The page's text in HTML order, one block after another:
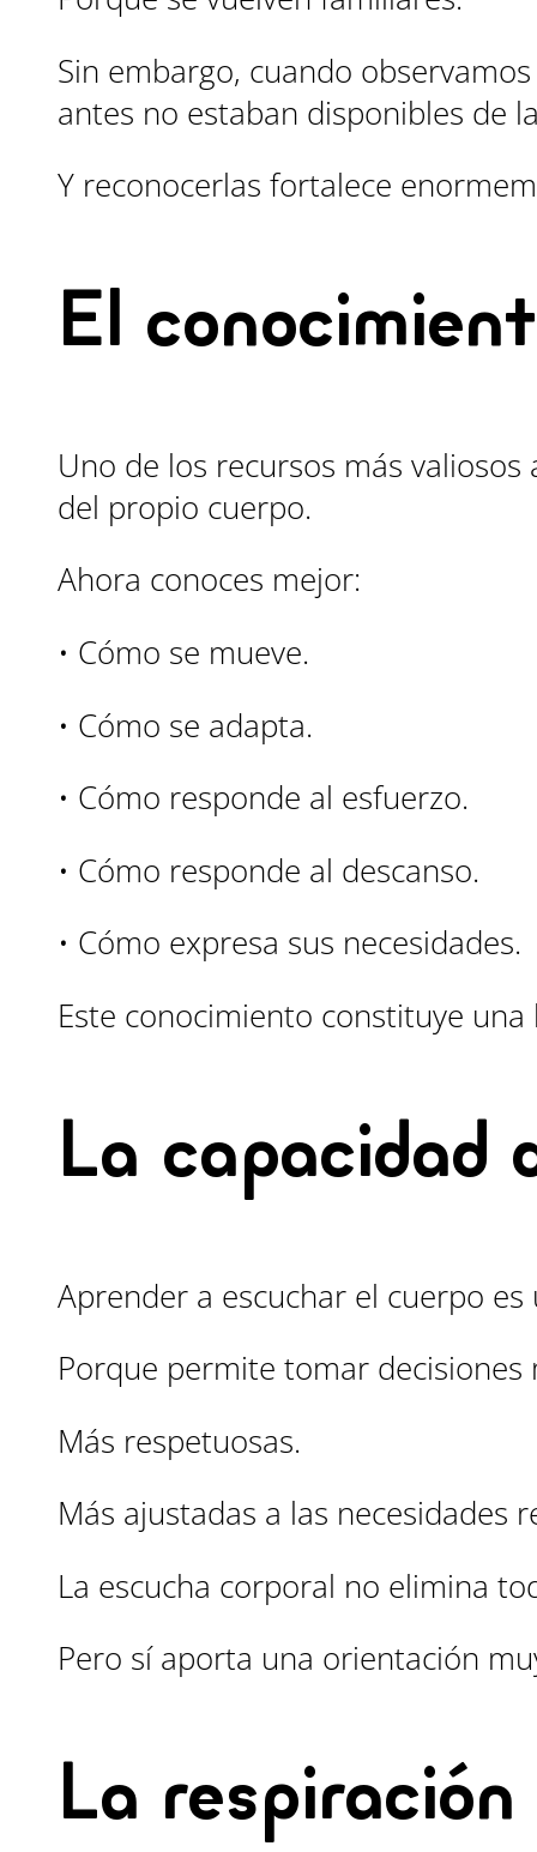
Sin embargo, cuando
antes no estaban disponibles de
Y reconocerlas fortalece
El
Uno de los recursos más
del propio cuerpo.
Ahora conoces mejor:
• Cómo se mueve.
• Cómo se adapta.
• Cómo responde al esfuerzo.
• Cómo responde al descanso.
• Cómo expresa sus necesidades.
Este conocimiento constituye
La capacidad
Aprender a escuchar el cuerpo
Porque permite tomar decisiones
Más respetuosas.
Más ajustadas a las necesidades
La escucha corporal no elimina
Pero sí aporta una orientación
La